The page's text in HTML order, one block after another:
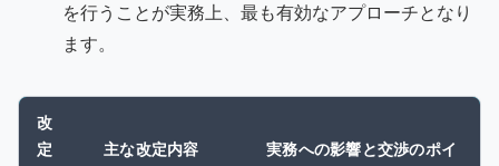
を行うことが実務上、最も有効なアプローチとなり
ます。
改
定
主な改定内容
実務への影響と交渉のポイ